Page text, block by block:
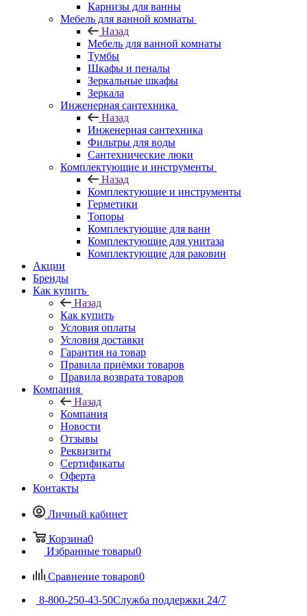
Карнизы для ванны
Мебель для ванной комнаты
Назад
Мебель для ванной комнаты
Тумбы
Шкафы и пеналы
Зеркальные шкафы
Зеркала
Инженерная сантехника
Назад
Инженерная сантехника
Фильтры для воды
Сантехнические люки
Комплектующие и инструменты
Назад
Комплектующие и инструменты
Герметики
Топоры
Комплектующие для ванн
Комплектующие для унитаза
Комплектующие для раковин
Акции
Бренды
Как купить
Назад
Как купить
Условия оплаты
Условия доставки
Гарантия на товар
Правила приёмки товаров
Правила возврата товаров
Компания
Назад
Компания
Новости
Отзывы
Реквизиты
Сертификаты
Оферта
Контакты
Личный кабинет
Корзина0
Избранные товары0
Сравнение товаров0
8-800-250-43-50Служба поддержки 24/7